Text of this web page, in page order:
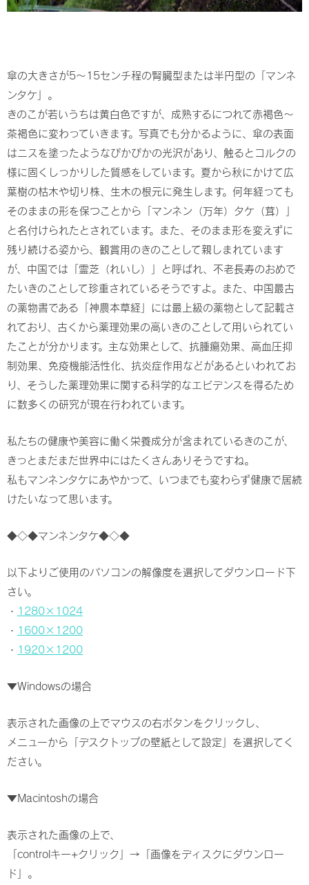
傘の大きさが5～15センチ程の腎臓型または半円型の「マンネ
ンタケ」。
きのこが若いうちは黄白色ですが、成熟するにつれて赤褐色～
茶褐色に変わっていきます。写真でも分かるように、傘の表面
はニスを塗ったようなぴかぴかの光沢があり、触るとコルクの
様に固くしっかりした質感をしています。夏から秋にかけて広
葉樹の枯木や切り株、生木の根元に発生します。何年経っても
そのままの形を保つことから「マンネン（万年）タケ（茸）」
と名付けられたとされています。また、そのまま形を変えずに
残り続ける姿から、観賞用のきのことして親しまれています
が、中国では「霊芝（れいし）」と呼ばれ、不老長寿のおめで
たいきのことして珍重されているそうですよ。また、中国最古
の薬物書である「神農本草経」には最上級の薬物として記載さ
れており、古くから薬理効果の高いきのことして用いられてい
たことが分かります。主な効果として、抗腫瘍効果、高血圧抑
制効果、免疫機能活性化、抗炎症作用などがあるといわれてお
り、そうした薬理効果に関する科学的なエビデンスを得るため
に数多くの研究が現在行われています。
私たちの健康や美容に働く栄養成分が含まれているきのこが、
きっとまだまだ世界中にはたくさんありそうですね。
私もマンネンタケにあやかって、いつまでも変わらず健康で居続
けたいなって思います。
◆◇◆マンネンタケ◆◇◆
以下よりご使用のパソコンの解像度を選択してダウンロード下
さい。
・ 1280×1024
・ 1600×1200
・ 1920×1200
▼Windowsの場合
表示された画像の上でマウスの右ボタンをクリックし、
メニューから「デスクトップの壁紙として設定」を選択してく
ださい。
▼Macintoshの場合
表示された画像の上で、
「controlキー+クリック」→「画像をディスクにダウンロー
ド」。